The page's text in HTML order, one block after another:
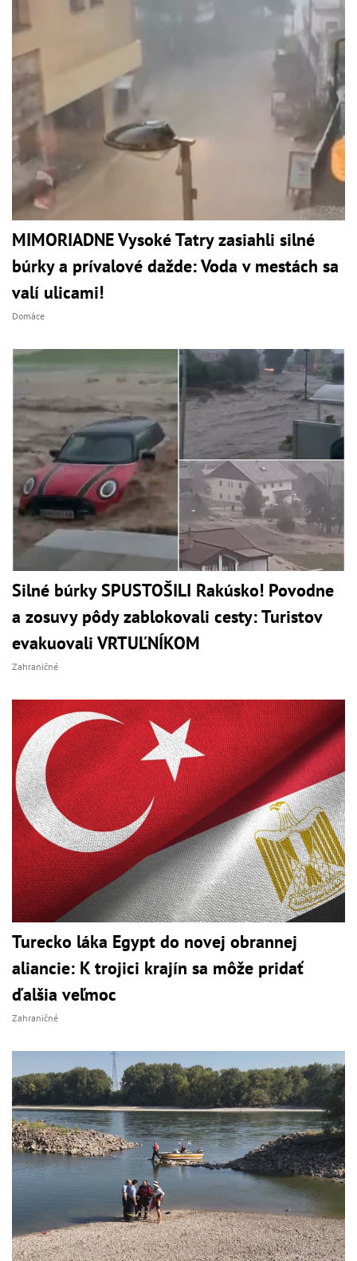
MIMORIADNE Vysoké Tatry zasiahli silné
búrky a prívalové dažde: Voda v mestách sa
valí ulicami!
Domáce
Silné búrky SPUSTOŠILI Rakúsko! Povodne
a zosuvy pôdy zablokovali cesty: Turistov
evakuovali VRTUĽNÍKOM
Zahraničné
Turecko láka Egypt do novej obrannej
aliancie: K trojici krajín sa môže pridať
ďalšia veľmoc
Zahraničné